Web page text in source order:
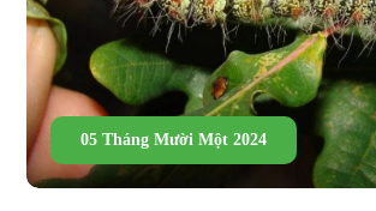
05 Tháng Mười Một 2024